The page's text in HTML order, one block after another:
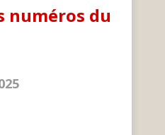
numéros du